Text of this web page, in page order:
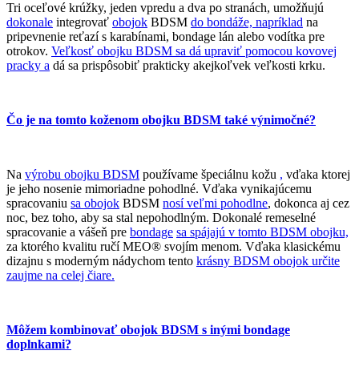
Tri oceľové krúžky, jeden vpredu a dva po stranách, umožňujú
dokonale integrovať obojok BDSM do bondáže, napríklad na
pripevnenie reťazí s karabínami, bondage lán alebo vodítka pre
otrokov. Veľkosť obojku BDSM sa dá upraviť pomocou kovovej
pracky a dá sa prispôsobiť prakticky akejkoľvek veľkosti krku.
Čo je na tomto koženom obojku BDSM také výnimočné?
Na výrobu obojku BDSM používame špeciálnu kožu , vďaka ktorej
je jeho nosenie mimoriadne pohodlné. Vďaka vynikajúcemu
spracovaniu sa obojok BDSM nosí veľmi pohodlne, dokonca aj cez
noc, bez toho, aby sa stal nepohodlným. Dokonalé remeselné
spracovanie a vášeň pre bondage sa spájajú v tomto BDSM obojku,
za ktorého kvalitu ručí MEO® svojím menom. Vďaka klasickému
dizajnu s moderným nádychom tento krásny BDSM obojok určite
zaujme na celej čiare.
Môžem kombinovať obojok BDSM s inými bondage
doplnkami?